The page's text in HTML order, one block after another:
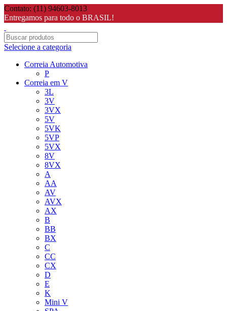
Contato: (11) 94603-8013
Entregamos para todo o BRASIL!
Selecione a categoria
Correia Automotiva
P
Correia em V
3L
3V
3VX
5V
5VK
5VP
5VX
8V
8VX
A
AA
AV
AVX
AX
B
BB
BX
C
CC
CX
D
E
K
Mini V